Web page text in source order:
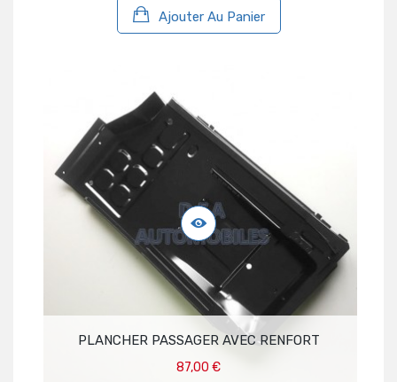
Ajouter Au Panier
PLANCHER PASSAGER AVEC RENFORT
87,00 €